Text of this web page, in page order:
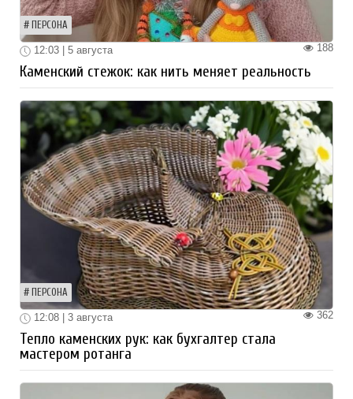
ПЕРСОНА
188
12:03 | 5 августа
Каменский стежок: как нить меняет реальность
ПЕРСОНА
362
12:08 | 3 августа
Тепло каменских рук: как бухгалтер стала
мастером ротанга